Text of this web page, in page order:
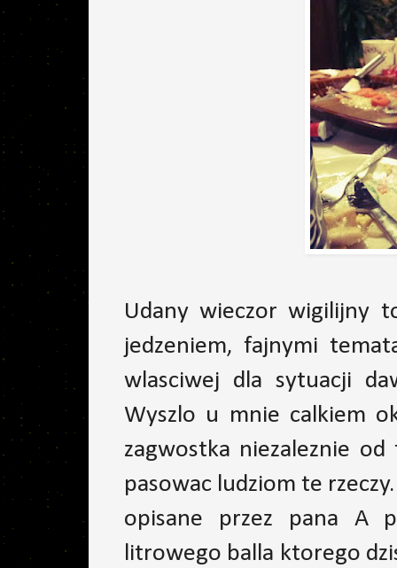
Udany wieczor wigilijny
jedzeniem, fajnymi
wlasciwej dla sytuacji
Wyszlo u mnie calkiem
zagwostka niezaleznie
pasowac ludziom te
opisane przez pana A
litrowego balla ktorego